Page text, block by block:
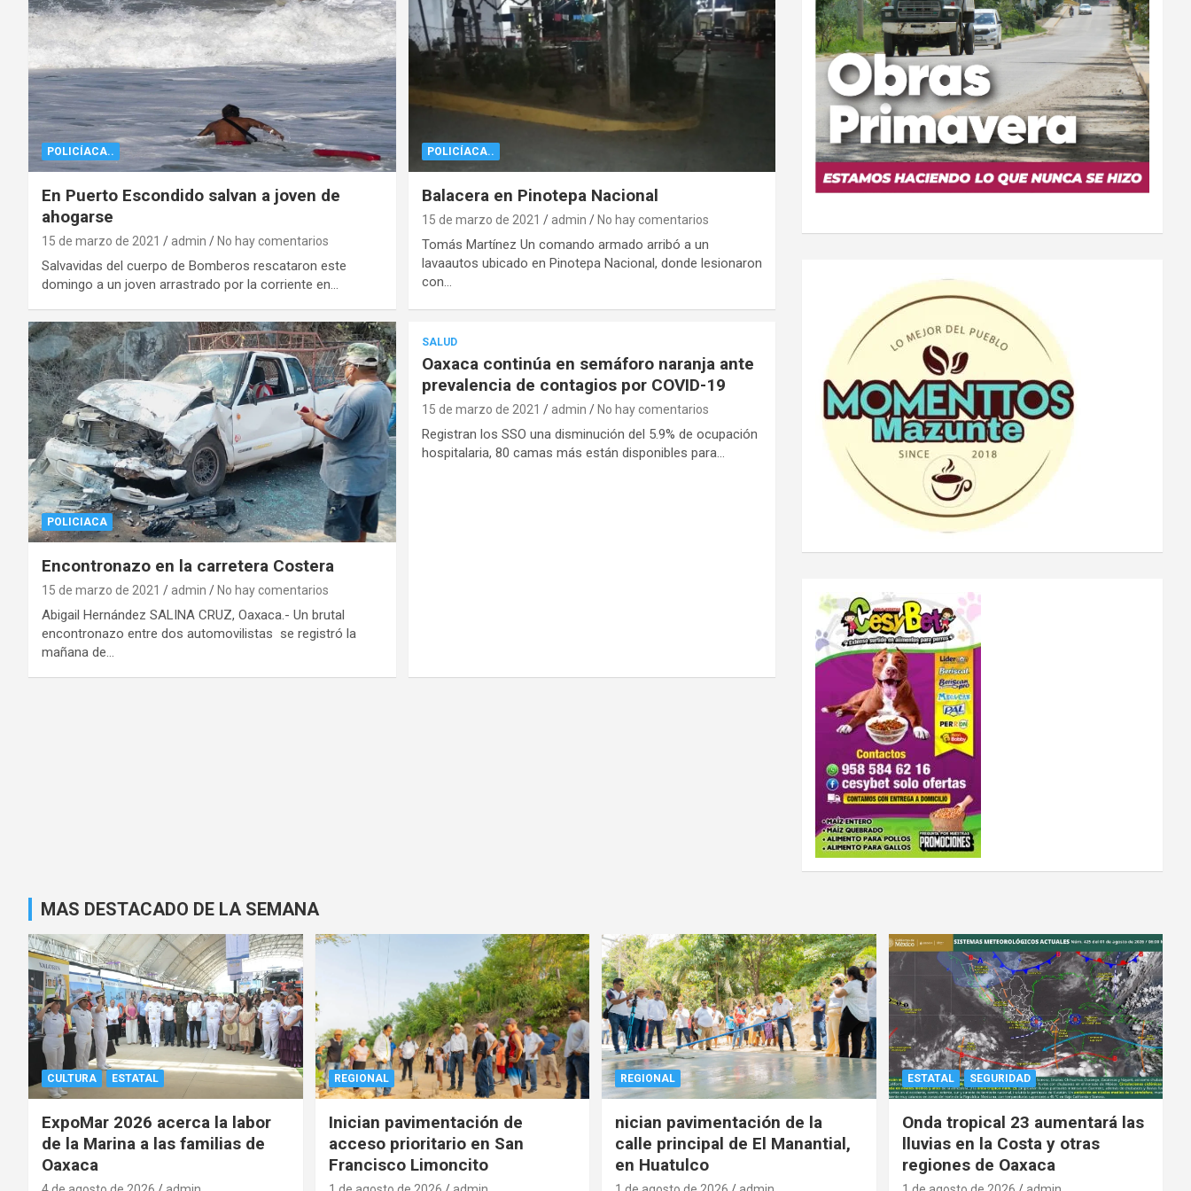
POLICÍACA..
En Puerto Escondido salvan a joven de
ahogarse
15 de marzo de 2021 admin No hay comentarios
Salvavidas del cuerpo de Bomberos rescataron este
domingo a un joven arrastrado por la corriente en…
POLICÍACA..
Balacera en Pinotepa Nacional
15 de marzo de 2021 admin No hay comentarios
Tomás Martínez Un comando armado arribó a un
lavaautos ubicado en Pinotepa Nacional, donde lesionaron
con…
POLICIACA
Encontronazo en la carretera Costera
15 de marzo de 2021 admin No hay comentarios
Abigail Hernández SALINA CRUZ, Oaxaca.- Un brutal
encontronazo entre dos automovilistas se registró la
mañana de…
SALUD
Oaxaca continúa en semáforo naranja ante
prevalencia de contagios por COVID-19
15 de marzo de 2021 admin No hay comentarios
Registran los SSO una disminución del 5.9% de ocupación
hospitalaria, 80 camas más están disponibles para…
MAS DESTACADO DE LA SEMANA
CULTURA ESTATAL
ExpoMar 2026 acerca la labor
de la Marina a las familias de
Oaxaca
REGIONAL
Inician pavimentación de
acceso prioritario en San
Francisco Limoncito
REGIONAL
nician pavimentación de la
calle principal de El Manantial,
en Huatulco
ESTATAL SEGURIDAD
Onda tropical 23 aumentará las
lluvias en la Costa y otras
regiones de Oaxaca